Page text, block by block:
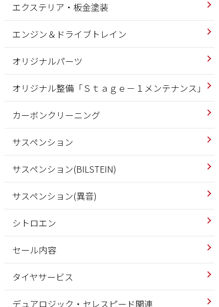
エクステリア・板金塗装
エンジン＆ドライブトレイン
オリジナルパーツ
オリジナル整備「Ｓｔａｇｅ－１メンテナンス」
カーボンクリーニング
サスペンション
サスペンション(BILSTEIN)
サスペンション(異音)
シトロエン
セール内容
タイヤサービス
デュアロジック・セレスピード関連